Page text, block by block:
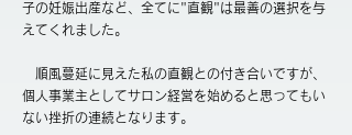
子の妊娠出産など、全てに"直観"は最善の選択を与
えてくれました。
順風蔓延に見えた私の直観との付き合いですが、
個人事業主としてサロン経営を始めると思ってもい
ない挫折の連続となります。